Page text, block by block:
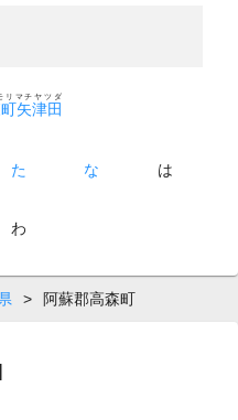
矢津田
リマチヤツダ
た な は
わ
> 阿蘇郡高森町